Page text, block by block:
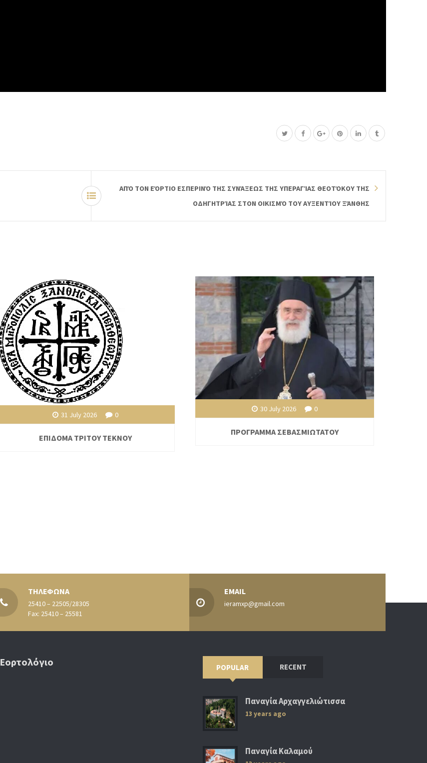
ΑΠΌ ΤΟΝ ΕΌΡΤΙΟ ΕΣΠΕΡΙΝΌ ΤΗΣ ΣΥΝΆΞΕΩΣ ΤΗΣ ΥΠΕΡΑΓΊΑΣ ΘΕΟΤΌΚΟΥ ΤΗΣ
ΟΔΗΓΗΤΡΊΑΣ ΣΤΟΝ ΟΙΚΙΣΜΌ ΤΟΥ ΑΥΞΕΝΤΊΟΥ ΞΆΝΘΗΣ
31 July 2026 0
ΕΠΙΔΟΜΑ ΤΡΙΤΟΥ ΤΕΚΝΟΥ
30 July 2026 0
ΠΡΟΓΡΑΜΜΑ ΣΕΒΑΣΜΙΩΤΑΤΟΥ
ΤΗΛΕΦΩΝΑ
25410 – 22505/28305
Fax: 25410 – 25581
EMAIL
ieramxp@gmail.com
Εορτολόγιο POPULAR RECENT
Παναγία Αρχαγγελιώτισσα
13 years ago
Παναγία Καλαμού